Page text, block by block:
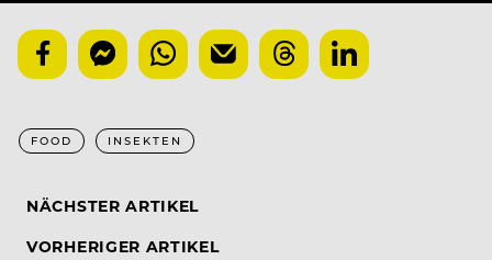
FOOD INSEKTEN
NÄCHSTER ARTIKEL
VORHERIGER ARTIKEL